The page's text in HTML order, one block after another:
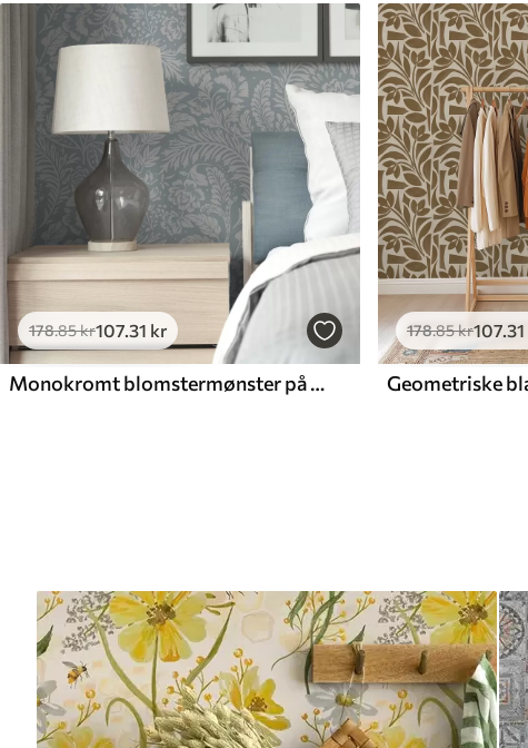
178.85kr107.31 kr
Monokromt blomstermønster på gråblå baggrund
178.85kr107.31